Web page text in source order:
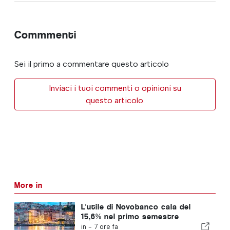
Commmenti
Sei il primo a commentare questo articolo
Inviaci i tuoi commenti o opinioni su
questo articolo.
More in
L'utile di Novobanco cala del
15,6% nel primo semestre
in - 7 ore fa